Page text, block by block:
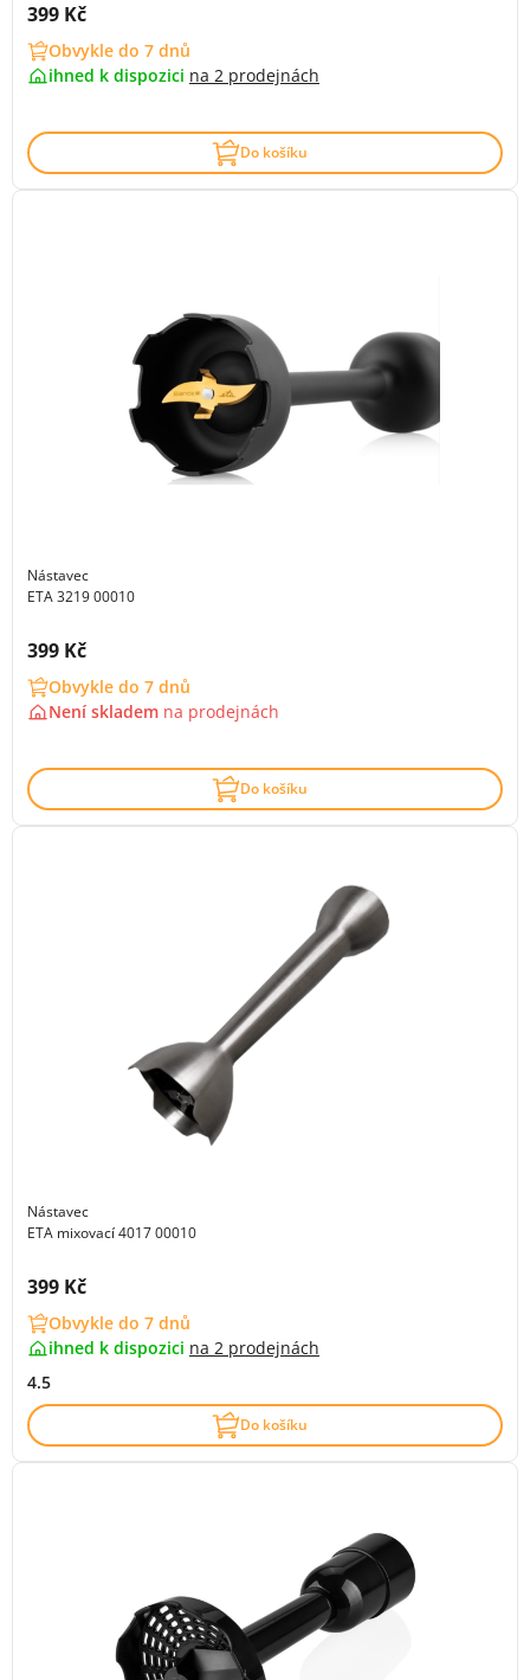
Cena s DPH:
399 Kč
Obvykle do 7 dnů
ihned k dispozici na 2 prodejnách
Do košíku
Nástavec
ETA 3219 00010
Cena s DPH:
399 Kč
Obvykle do 7 dnů
Není skladem na prodejnách
Do košíku
Nástavec
ETA mixovací 4017 00010
Cena s DPH:
399 Kč
Obvykle do 7 dnů
ihned k dispozici na 2 prodejnách
4.5
Do košíku